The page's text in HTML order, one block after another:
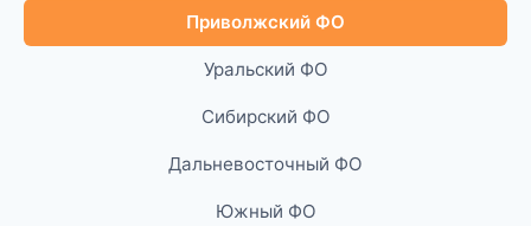
Приволжский ФО
Уральский ФО
Сибирский ФО
Дальневосточный ФО
Южный ФО